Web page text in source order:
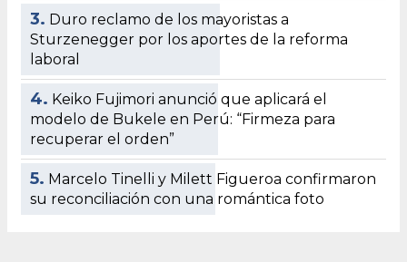
3. Duro reclamo de los mayoristas a
Sturzenegger por los aportes de la reforma
laboral
4. Keiko Fujimori anunció que aplicará el
modelo de Bukele en Perú: “Firmeza para
recuperar el orden”
5. Marcelo Tinelli y Milett Figueroa confirmaron
su reconciliación con una romántica foto